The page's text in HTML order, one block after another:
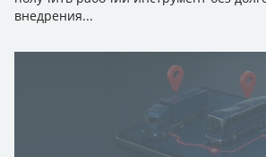
внедрения...